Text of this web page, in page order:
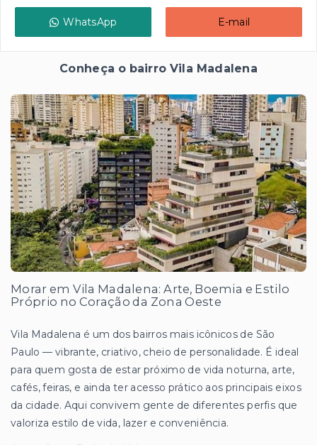
WhatsApp E-mail
Conheça o bairro Vila Madalena
Morar em Vila Madalena: Arte, Boemia e Estilo
Próprio no Coração da Zona Oeste
Vila Madalena é um dos bairros mais icônicos de São
Paulo — vibrante, criativo, cheio de personalidade. É ideal
para quem gosta de estar próximo de vida noturna, arte,
cafés, feiras, e ainda ter acesso prático aos principais eixos
da cidade. Aqui convivem gente de diferentes perfis que
valoriza estilo de vida, lazer e conveniência.